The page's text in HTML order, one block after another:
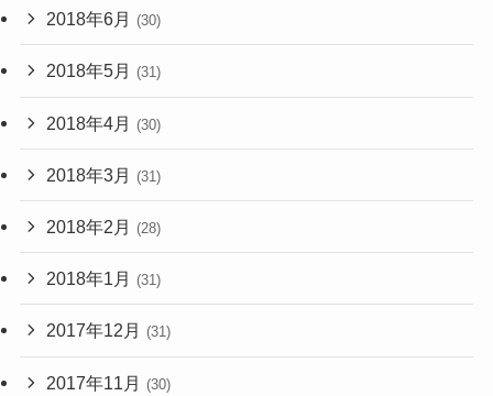
2018年6月 (30)
2018年5月 (31)
2018年4月 (30)
2018年3月 (31)
2018年2月 (28)
2018年1月 (31)
2017年12月 (31)
2017年11月 (30)